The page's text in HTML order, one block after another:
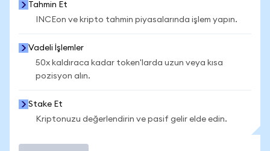
Tahmin Et
INCEon ve kripto tahmin piyasalarında işlem yapın.
Vadeli İşlemler
50x kaldıraca kadar token'larda uzun veya kısa
pozisyon alın.
Stake Et
Kriptonuzu değerlendirin ve pasif gelir elde edin.